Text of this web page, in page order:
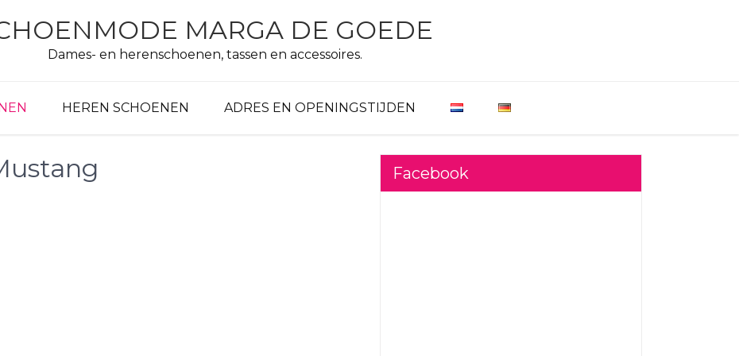
MARGA DE GOEDE
Dames- en herenschoenen, tassen en accessoires.
HEREN SCHOENEN ADRES EN OPENINGSTIJDEN
Facebook